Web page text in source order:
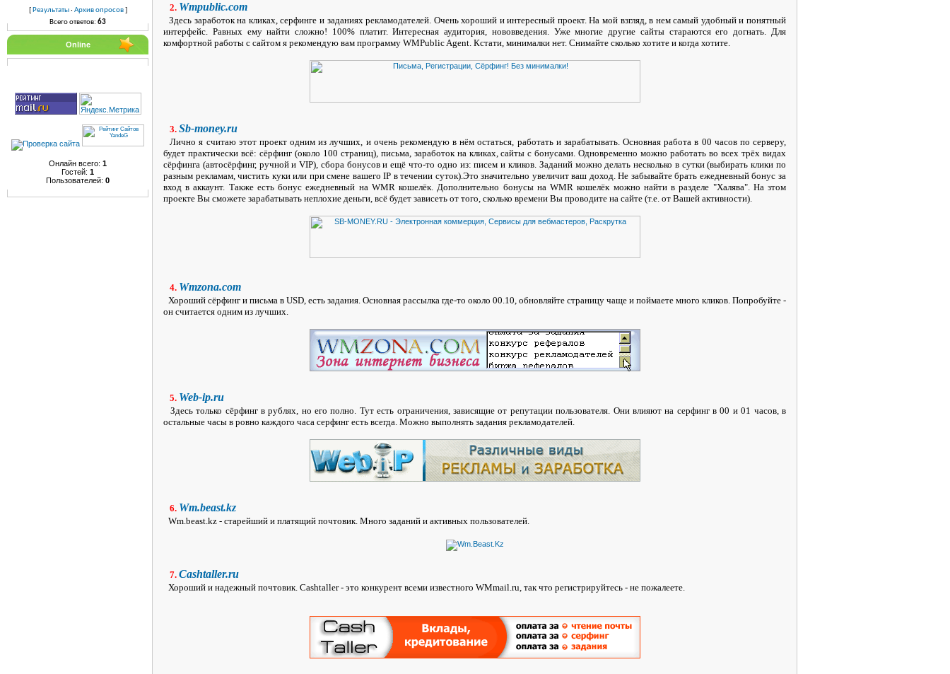
[ Результаты· Архив опросов]
Всего ответов: 63
Online
Онлайн всего: 1
Гостей: 1
Пользователей: 0
2. Wmpublic.com
Здесь заработок на кликах, серфинге и заданиях рекламодателей. Очень хороший и интересный проект. На мой взгляд, в нем самый удобный и понятный
интерфейс. Равных ему найти сложно! 100% платит. Интересная аудитория, нововведения. Уже многие другие сайты стараются его догнать. Для
комфортной работы с сайтом я рекомендую вам программу WMPublic Agent. Кстати, минималки нет. Снимайте сколько хотите и когда хотите.
3. Sb-money.ru
Лично я считаю этот проект одним из лучших, и очень рекомендую в нём остаться, работать и зарабатывать. Основная работа в 00 часов по серверу,
будет практически всё: сёрфинг (около 100 страниц), письма, заработок на кликах, сайты с бонусами. Одновременно можно работать во всех трёх видах
сёрфинга (автосёрфинг, ручной и VIP), сбора бонусов и ещё что-то одно из: писем и кликов. Заданий можно делать несколько в сутки (выбирать клики по
разным рекламам, чистить куки или при смене вашего IP в течении суток).Это значительно увеличит ваш доход. Не забывайте брать ежедневный бонус за
вход в аккаунт. Также есть бонус ежедневный на WMR кошелёк. Дополнительно бонусы на WMR кошелёк можно найти в разделе "Халява". На зтом
проекте Вы сможете зарабатывать неплохие деньги, всё будет зависеть от того, сколько времени Вы проводите на сайте (т.е. от Вашей активности).
4. Wmzona.com
Хороший сёрфинг и письма в USD, есть задания. Основная рассылка где-то около 00.10, обновляйте страницу чаще и поймаете много кликов. Попробуйте -
он считается одним из лучших.
5. Web-ip.ru
Здесь только сёрфинг в рублях, но его полно. Тут есть ограничения, зависящие от репутации пользователя. Они влияют на серфинг в 00 и 01 часов, в
остальные часы в ровно каждого часа серфинг есть всегда. Можно выполнять задания рекламодателей.
6. Wm.beast.kz
Wm.beast.kz - старейший и платящий почтовик. Много заданий и активных пользователей.
7. Cashtaller.ru
Хороший и надежный почтовик. Cashtaller - это конкурент всеми известного WMmail.ru, так что регистрируйтесь - не пожалеете.